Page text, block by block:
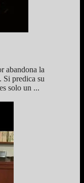
abandona la
Si predica su
solo un ...